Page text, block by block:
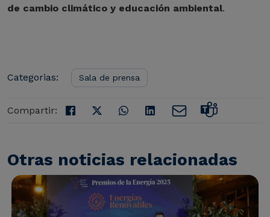
de cambio climático y educación ambiental.
Categorias: Sala de prensa
Compartir:
Otras noticias relacionadas